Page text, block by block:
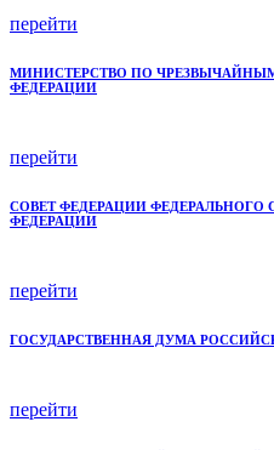
перейти
МИНИСТЕРСТВО ПО
ФЕДЕРАЦИИ
перейти
СОВЕТ ФЕДЕРАЦИИ
ФЕДЕРАЦИИ
перейти
ГОСУДАРСТВЕННАЯ ДУМА
перейти